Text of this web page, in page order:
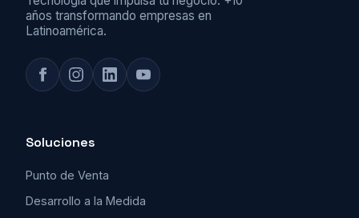
años transformando empresas en
Latinoamérica.
Soluciones
Punto de Venta
Desarrollo a la Medida